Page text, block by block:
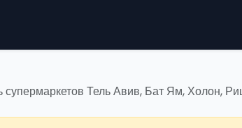
супермаркетов Тель Авив, Бат Ям, Холон,